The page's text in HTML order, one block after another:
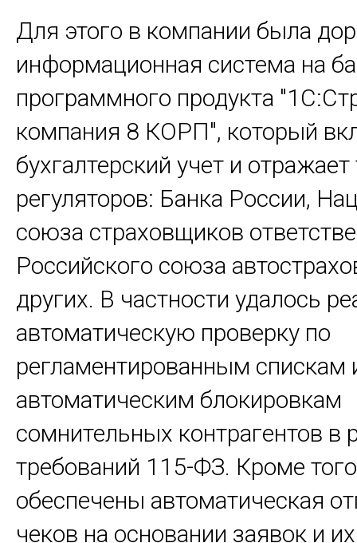
Для этого в компании была
информационная система на
программного продукта
компания 8 КОРП", который
бухгалтерский учет и
регуляторов: Банка России,
союза страховщиков
Российского союза
других. В частности удалось
автоматическую проверку по
регламентированным спискам
автоматическим блокировкам
сомнительных контрагентов в
требований 115-ФЗ. Кроме
обеспечены автоматическая
чеков на основании заявок и